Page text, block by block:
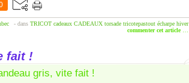
- dans TRICOT cadeaux CADEAUX torsade tricotepastout écharpe hiver
commenter cet article
fait !